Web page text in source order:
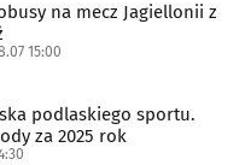
na mecz Jagiellonii z
15:00
podlaskiego sportu.
za 2025 rok